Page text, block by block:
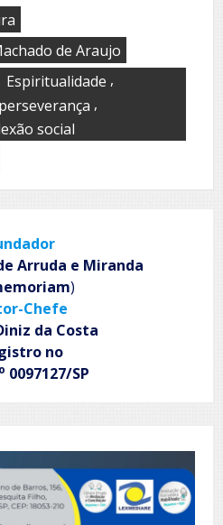
de Araujo
Espiritualidade ,
perseverança ,
social
Arruda e Miranda
)
Chefe
da Costa
no
o 0097127/SP